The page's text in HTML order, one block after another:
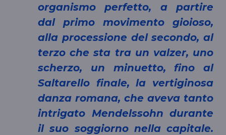
organismo perfetto, a partire
dal primo movimento gioioso,
alla processione del secondo, al
terzo che sta tra un valzer, uno
scherzo, un minuetto, fino al
Saltarello finale, la vertiginosa
danza romana, che aveva tanto
intrigato Mendelssohn durante
il suo soggiorno nella capitale.